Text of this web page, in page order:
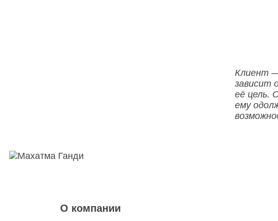
Клиент
зависит
её цель.
ему
О компании